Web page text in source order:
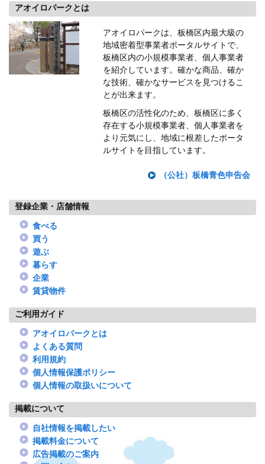
アオイロパークとは
アオイロパークは、板橋区内最大級の
地域密着型事業者ポータルサイトで、
板橋区内の小規模事業者、個人事業者
を紹介しています。確かな商品、確か
な技術、確かなサービスを見つけるこ
とが出来ます。
板橋区の活性化のため、板橋区に多く
存在する小規模事業者、個人事業者を
より元気にし、地域に根差したポータ
ルサイトを目指しています。
（公社）板橋青色申告会
登録企業・店舗情報
食べる
買う
遊ぶ
暮らす
企業
賃貸物件
ご利用ガイド
アオイロパークとは
よくある質問
利用規約
個人情報保護ポリシー
個人情報の取扱いについて
掲載について
自社情報を掲載したい
掲載料金について
広告掲載のご案内